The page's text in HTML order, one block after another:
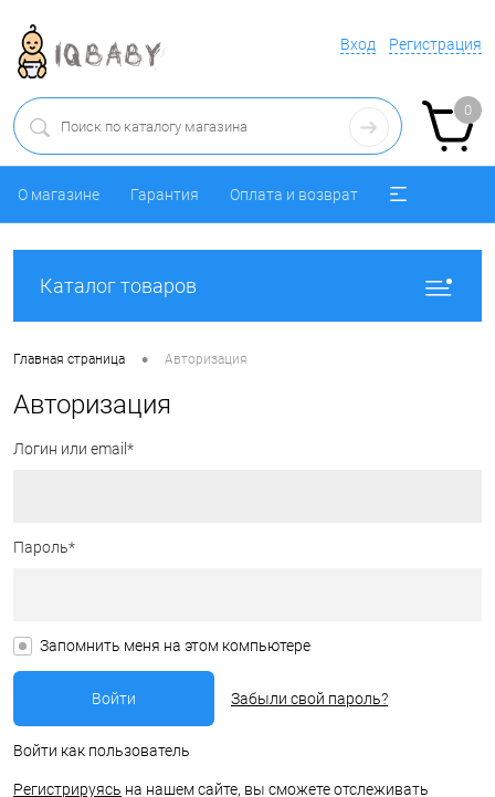
Вход Регистрация
0
О магазине Гарантия Оплата и возврат
Каталог товаров
Главная страница • Авторизация
Авторизация
Логин или email*
Пароль*
Запомнить меня на этом компьютере
Забыли свой пароль?
Войти как пользователь
Регистрируясь на нашем сайте, вы сможете отслеживать